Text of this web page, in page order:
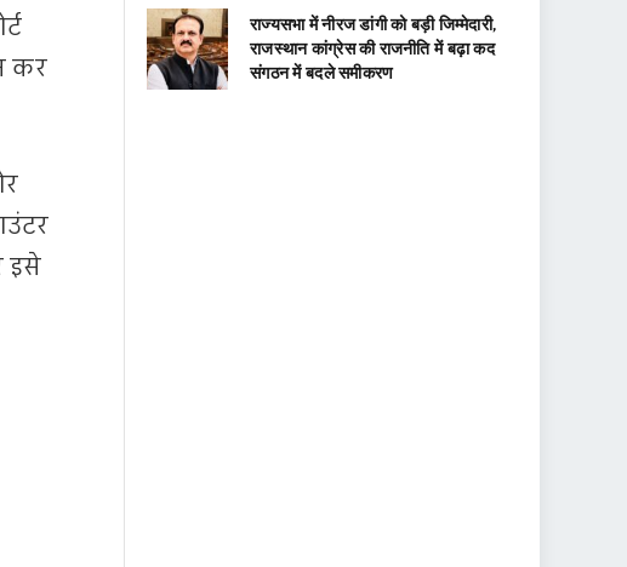
कर
इसे
राज्यसभा में नीरज डांगी को बड़ी जिम्मेदारी,
राजस्थान कांग्रेस की राजनीति में बढ़ा कद
संगठन में बदले समीकरण